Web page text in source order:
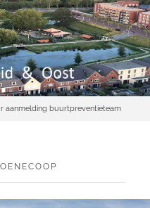
aanmelding buurtpreventieteam